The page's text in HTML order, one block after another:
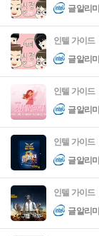
글알리미
인텔 가이드
글알리미
인텔 가이드
글알리미
인텔 가이드
글알리미
인텔 가이드
글알리미